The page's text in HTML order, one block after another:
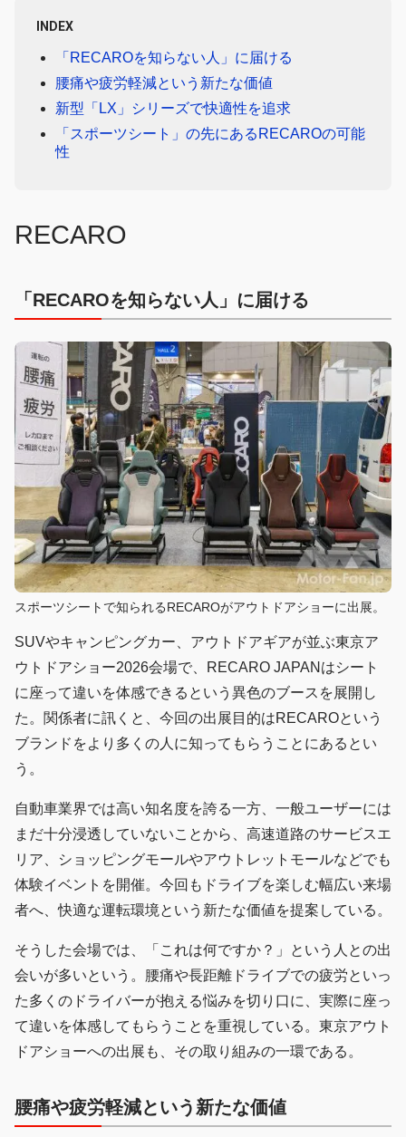
INDEX
「RECAROを知らない人」に届ける
腰痛や疲労軽減という新たな価値
新型「LX」シリーズで快適性を追求
「スポーツシート」の先にあるRECAROの可能
性
RECARO
「RECAROを知らない人」に届ける
スポーツシートで知られるRECAROがアウトドアショーに出展。
SUVやキャンピングカー、アウトドアギアが並ぶ東京ア
ウトドアショー2026会場で、RECARO JAPANはシート
に座って違いを体感できるという異色のブースを展開し
た。関係者に訊くと、今回の出展目的はRECAROという
ブランドをより多くの人に知ってもらうことにあるとい
う。
自動車業界では高い知名度を誇る一方、一般ユーザーには
まだ十分浸透していないことから、高速道路のサービスエ
リア、ショッピングモールやアウトレットモールなどでも
体験イベントを開催。今回もドライブを楽しむ幅広い来場
者へ、快適な運転環境という新たな価値を提案している。
そうした会場では、「これは何ですか？」という人との出
会いが多いという。腰痛や長距離ドライブでの疲労といっ
た多くのドライバーが抱える悩みを切り口に、実際に座っ
て違いを体感してもらうことを重視している。東京アウト
ドアショーへの出展も、その取り組みの一環である。
腰痛や疲労軽減という新たな価値